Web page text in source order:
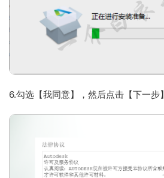
6.勾选【我同意】，然后点击【下一步】